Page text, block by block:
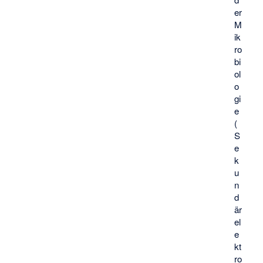
er
M
ik
ro
bi
ol
o
gi
e
(
S
e
k
u
n
d
är
el
e
kt
ro